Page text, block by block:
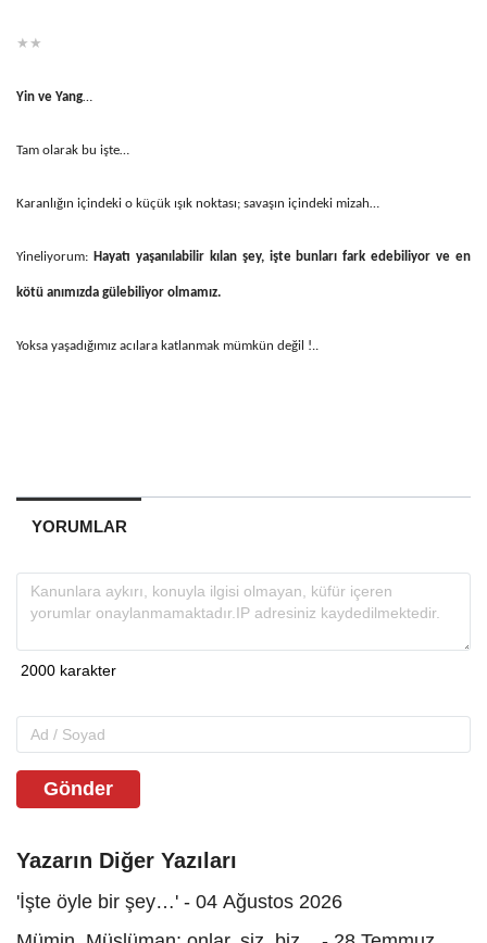
★★
Yin ve Yang…
Tam olarak bu işte…
Karanlığın içindeki o küçük ışık noktası; savaşın içindeki mizah…
Yineliyorum: Hayatı yaşanılabilir kılan şey, işte bunları fark edebiliyor ve en
kötü anımızda gülebiliyor olmamız.
Yoksa yaşadığımız acılara katlanmak mümkün değil !..
YORUMLAR
Gönder
Yazarın Diğer Yazıları
'İşte öyle bir şey…' - 04 Ağustos 2026